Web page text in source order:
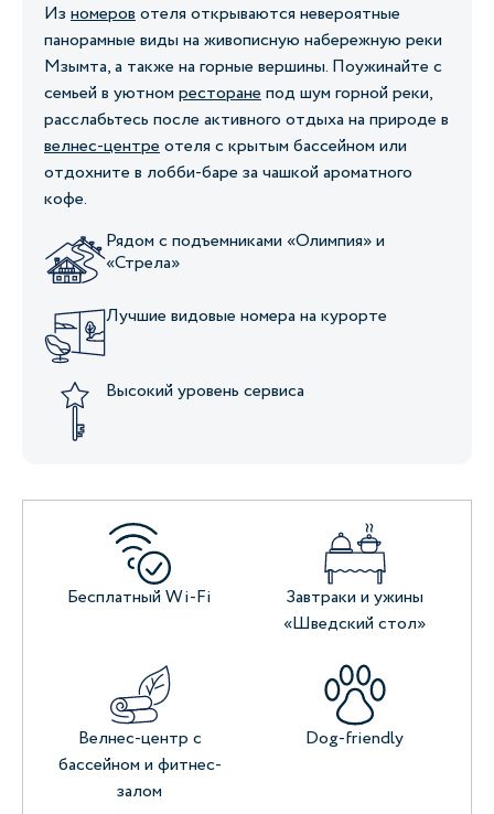
Из номеровотеля открываются невероятные
панорамные виды на живописную набережную реки
Мзымта, а также на горные вершины. Поужинайте с
семьей в уютном ресторанепод шум горной реки,
расслабьтесь после активного отдыха на природе в
велнес-центреотеля с крытым бассейном или
отдохните в лобби-баре за чашкой ароматного
кофе.
Рядом с подъемниками «Олимпия» и
«Стрела»
Лучшие видовые номера на курорте
Высокий уровень сервиса
Бесплатный Wi-Fi
Завтраки и ужины
«Шведский стол»
Велнес-центр с
бассейном и фитнес-
залом
Dog-friendly